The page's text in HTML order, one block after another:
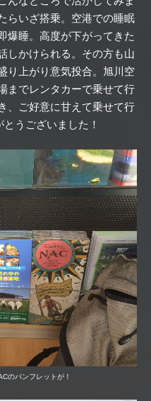
らいざ搭乗。空港での睡眠
爆睡。高度が下がってきた
しかけられる。その方も山
り上がり意気投合。旭川空
までレンタカーで乗せて行
、ご好意に甘えて乗せて行
うございました！
のパンフレットが！